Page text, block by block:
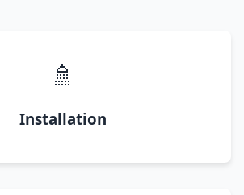
🚿
Installation